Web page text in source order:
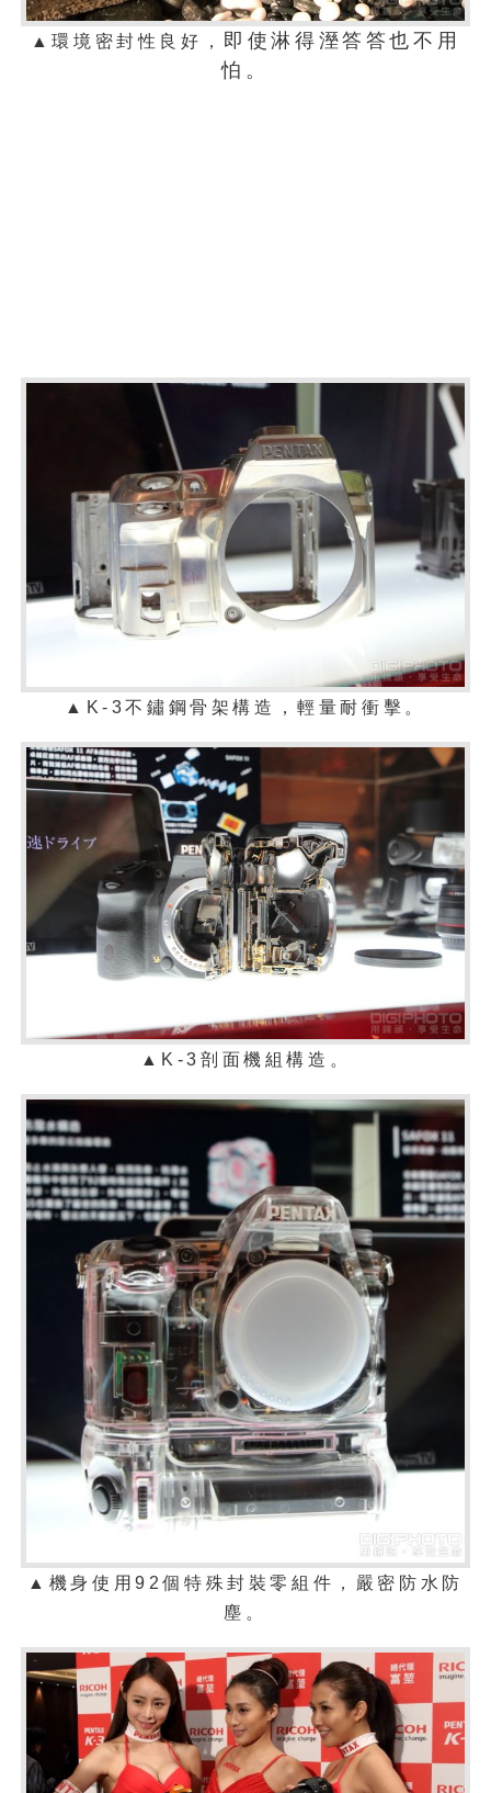
▲環境密封性良好， 即使淋得溼答答也不用
怕。
▲K-3不鏽鋼骨架構造，輕量耐衝擊。
▲K-3剖面機組構造。
▲機身使用92個特殊封裝零組件，嚴密防水防
塵。